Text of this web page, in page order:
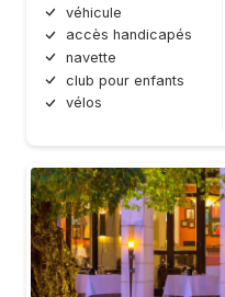
véhicule
accès handicapés
navette
club pour enfants
vélos